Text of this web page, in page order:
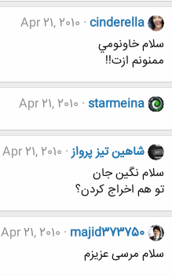
cinderella
Apr 21, 2010
سلام خاونومي
ممنونم ازت!!
starmeina
Apr 21, 2010
شاهین تیز پرواز Apr 21, 2010
سلام نگین جان
تو هم اخراج کردن؟
majid373750
Apr 21, 2010
سلام مرسی عزیزم